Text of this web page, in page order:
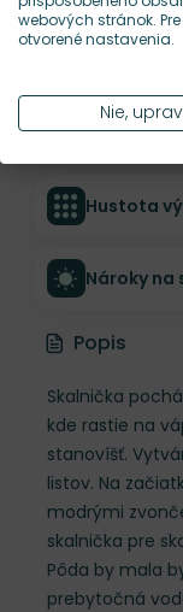
Habitus
Hustota
Nároky na
Popis
Skalnička
kde rastie na
stanovíšť.
listov. Na
modrými
skalnička pre
Pôda by mala
prebytočná
webových stránok.
otvorené nastavenia.
Nie, uprav